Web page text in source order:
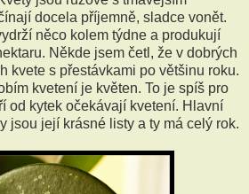
docela příjemně, sladce vonět.
něco kolem týdne a produkují
Někde jsem četl, že v dobrých
kvete s přestávkami po většinu roku.
kvetení je květen. To je spíš pro
od kytek očekávají kvetení. Hlavní
jsou její krásné listy a ty má celý rok.